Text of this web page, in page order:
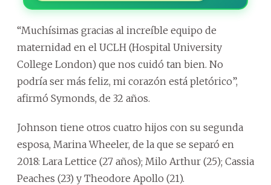
“Muchísimas gracias al increíble equipo de
maternidad en el UCLH (Hospital University
College London) que nos cuidó tan bien. No
podría ser más feliz, mi corazón está pletórico”,
afirmó Symonds, de 32 años.
Johnson tiene otros cuatro hijos con su segunda
esposa, Marina Wheeler, de la que se separó en
2018: Lara Lettice (27 años); Milo Arthur (25); Cassia
Peaches (23) y Theodore Apollo (21).